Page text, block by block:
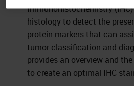
Immunohistochemistry
histology to detect the
protein markers that can
tumor classification and
provides an overview and
to create an optimal IHC